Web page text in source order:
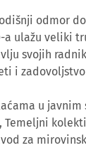
odmor
ulažu veliki
svojih
i
u
za